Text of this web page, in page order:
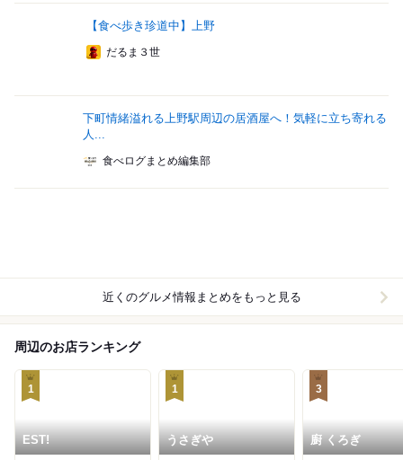
【食べ歩き珍道中】上野
だるま３世
下町情緒溢れる上野駅周辺の居酒屋へ！気軽に立ち寄れる
人...
食べログまとめ編集部
近くのグルメ情報まとめをもっと見る
周辺のお店ランキング
1
EST!
1
うさぎや
3
廚 くろぎ